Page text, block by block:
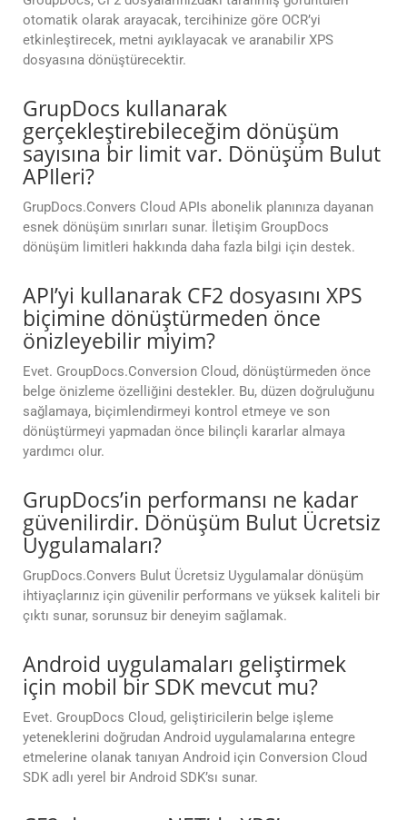
otomatik olarak arayacak, tercihinize göre OCR’yi
etkinleştirecek, metni ayıklayacak ve aranabilir XPS
dosyasına dönüştürecektir.
GrupDocs kullanarak
gerçekleştirebileceğim dönüşüm
sayısına bir limit var. Dönüşüm Bulut
APIleri?
GrupDocs.Convers Cloud APIs abonelik planınıza dayanan
esnek dönüşüm sınırları sunar. İletişim GroupDocs
dönüşüm limitleri hakkında daha fazla bilgi için destek.
API’yi kullanarak CF2 dosyasını XPS
biçimine dönüştürmeden önce
önizleyebilir miyim?
Evet. GroupDocs.Conversion Cloud, dönüştürmeden önce
belge önizleme özelliğini destekler. Bu, düzen doğruluğunu
sağlamaya, biçimlendirmeyi kontrol etmeye ve son
dönüştürmeyi yapmadan önce bilinçli kararlar almaya
yardımcı olur.
GrupDocs’in performansı ne kadar
güvenilirdir. Dönüşüm Bulut Ücretsiz
Uygulamaları?
GrupDocs.Convers Bulut Ücretsiz Uygulamalar dönüşüm
ihtiyaçlarınız için güvenilir performans ve yüksek kaliteli bir
çıktı sunar, sorunsuz bir deneyim sağlamak.
Android uygulamaları geliştirmek
için mobil bir SDK mevcut mu?
Evet. GroupDocs Cloud, geliştiricilerin belge işleme
yeteneklerini doğrudan Android uygulamalarına entegre
etmelerine olanak tanıyan Android için Conversion Cloud
SDK adlı yerel bir Android SDK’sı sunar.